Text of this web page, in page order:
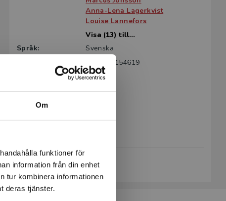
Om
funktioner för
information från din enhet
tur kombinera informationen
deras tjänster.
Anna-Lena Lagerkvist
Louise Lannefors
Visa (13) till...
Språk:
Svenska
9789144154619
Utgivningsår:
2002
Revisionsår:
2023
Artikelnummer:
Upplaga:
Tredje
Köp- och leveransvillkor